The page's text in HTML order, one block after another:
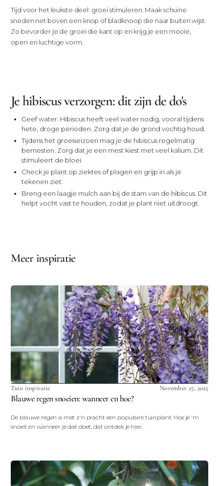
Tijd voor het leukste deel: groei stimuleren. Maak schuine
sneden net boven een knop of bladknoop die naar buiten wijst.
Zo bevorder je de groei die kant op en krijg je een mooie,
open en luchtige vorm.
Je hibiscus verzorgen: dit zijn de do's
Geef water. Hibiscus heeft veel water nodig, vooral tijdens
hete, droge perioden. Zorg dat je de grond vochtig houd.
Tijdens het groeiseizoen mag je de hibiscus regelmatig
bemesten. Zorg dat je een mest kiest met veel kalium. Dit
stimuleert de bloei.
Check je plant op ziektes of plagen en grijp in als je
tekenen ziet.
Breng een laagje mulch aan bij de stam van de hibiscus. Dit
helpt vocht vast te houden, zodat je plant niet uitdroogt.
Meer inspiratie
Tuin inspiratie November 27, 2025
Blauwe regen snoeien: wanneer en hoe?
De blauwe regen is met z'n pracht een populaire tuinplant. Hoe je 'm
snoeit en wanneer je dat doet, dat ontdek je hier.